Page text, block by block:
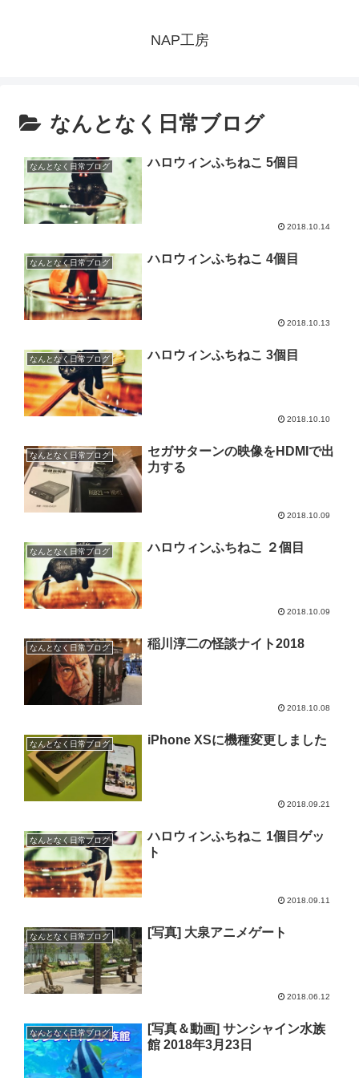
NAP工房
なんとなく日常ブログ
なんとなく日常ブログ ハロウィンふちねこ 5個目
2018.10.14
なんとなく日常ブログ ハロウィンふちねこ 4個目
2018.10.13
なんとなく日常ブログ ハロウィンふちねこ 3個目
2018.10.10
なんとなく日常ブログ
セガサターンの映像をHDMIで出
力する
2018.10.09
なんとなく日常ブログ ハロウィンふちねこ ２個目
2018.10.09
なんとなく日常ブログ 稲川淳二の怪談ナイト2018
2018.10.08
なんとなく日常ブログ iPhone XSに機種変更しました
2018.09.21
なんとなく日常ブログ
ハロウィンふちねこ 1個目ゲッ
ト
2018.09.11
なんとなく日常ブログ [写真] 大泉アニメゲート
2018.06.12
なんとなく日常ブログ
[写真＆動画] サンシャイン水族
館 2018年3月23日